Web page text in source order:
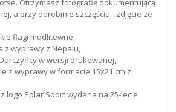
Otrzymasz fotografię dokumentującą
a przy odrobinie szczęścia - zdjęcie ze
flagi modlitewne,
z wyprawy z Nepalu,
w wersji drukowanej,
z wyprawy w formacie 15x21 cm z
logo Polar Sport wydana na 25-lecie